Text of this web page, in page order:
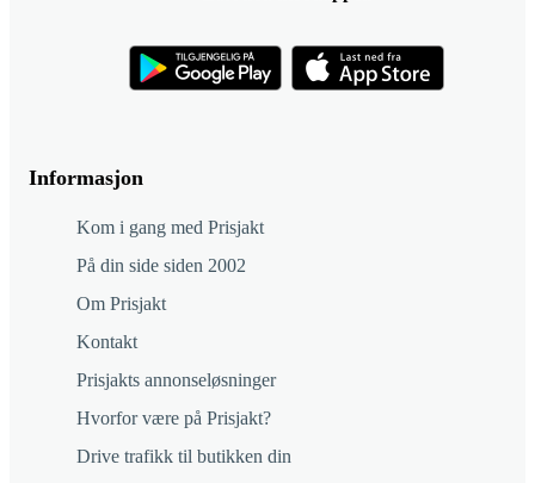
Informasjon
Kom i gang med Prisjakt
På din side siden 2002
Om Prisjakt
Kontakt
Prisjakts annonseløsninger
Hvorfor være på Prisjakt?
Drive trafikk til butikken din